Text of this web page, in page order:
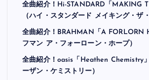
全曲紹介！Hi-STANDARD「MAKING
（ハイ・スタンダード メイキング・ザ
全曲紹介！BRAHMAN「A FORLORN
フマン ア・フォーローン・ホープ）
全曲紹介！oasis「Heathen Chemistry
ーザン・ケミストリー）